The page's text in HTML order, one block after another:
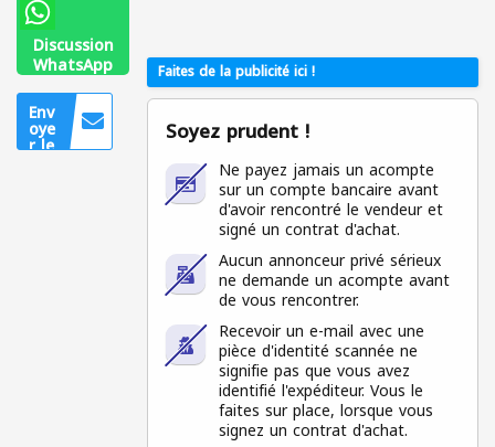
Discussion
WhatsApp
0557828900
Env
oye
r le
Faites de la publicité ici !
Soyez prudent !
Ne payez jamais un acompte
sur un compte bancaire avant
d'avoir rencontré le vendeur et
signé un contrat d'achat.
Aucun annonceur privé sérieux
ne demande un acompte avant
de vous rencontrer.
Recevoir un e-mail avec une
pièce d'identité scannée ne
signifie pas que vous avez
identifié l'expéditeur. Vous le
faites sur place, lorsque vous
signez un contrat d'achat.